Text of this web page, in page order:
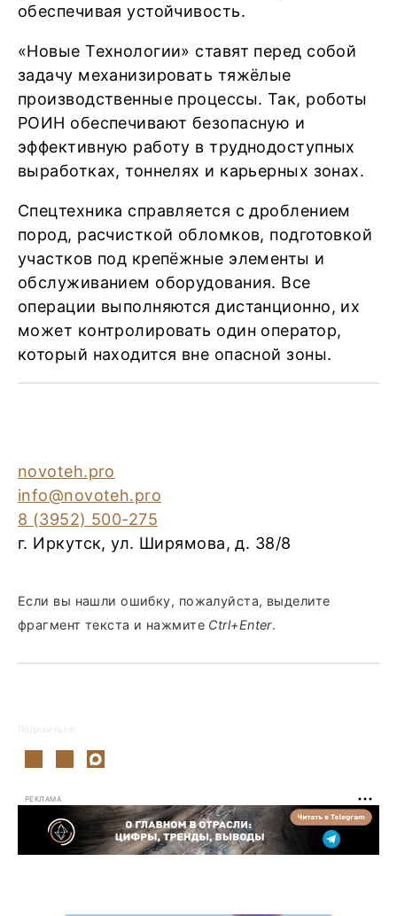
обеспечивая устойчивость.
«Новые Технологии» ставят перед собой
задачу механизировать тяжёлые
производственные процессы. Так, роботы
РОИН обеспечивают безопасную и
эффективную работу в труднодоступных
выработках, тоннелях и карьерных зонах.
Спецтехника справляется с дроблением
пород, расчисткой обломков, подготовкой
участков под крепёжные элементы и
обслуживанием оборудования. Все
операции выполняются дистанционно, их
может контролировать один оператор,
который находится вне опасной зоны.
novoteh.pro
info@novoteh.pro
8 (3952) 500-275
г. Иркутск, ул. Ширямова, д. 38/8
Если вы нашли ошибку, пожалуйста, выделите
фрагмент текста и нажмите Ctrl+Enter.
Поделиться:
РЕКЛАМА